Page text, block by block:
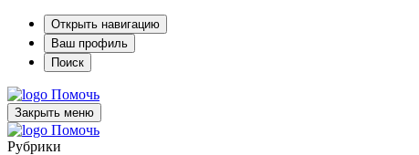
Открыть навигацию
Ваш профиль
Поиск
Помочь
Закрыть меню
Помочь
Рубрики